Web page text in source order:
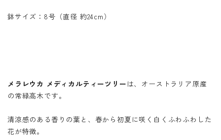
鉢サイズ：8号（直径 約24cm）
メラレウカ メディカルティーツリー は、オーストラリア原産
の常緑高木です。
清涼感のある香りの葉と、春から初夏に咲く白くふわふわした
花が特徴。